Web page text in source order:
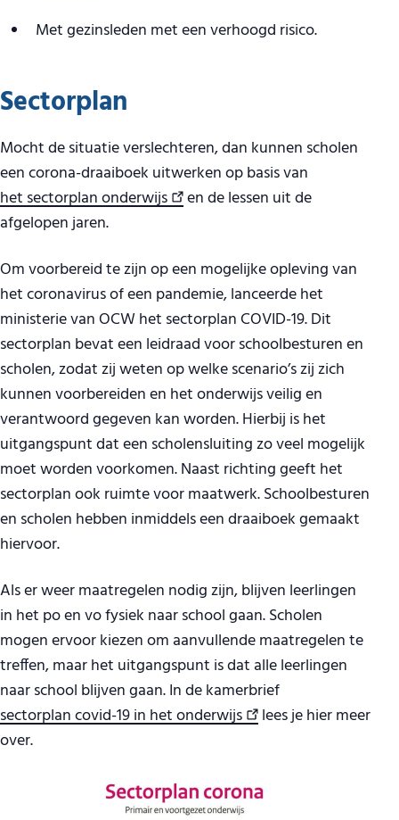
Met gezinsleden met een verhoogd risico.
Sectorplan
Mocht de situatie verslechteren, dan kunnen scholen
een corona-draaiboek uitwerken op basis van
het sectorplan onderwijs
en de lessen uit de
afgelopen jaren.
Om voorbereid te zijn op een mogelijke opleving van
het coronavirus of een pandemie, lanceerde het
ministerie van OCW het sectorplan COVID-19. Dit
sectorplan bevat een leidraad voor schoolbesturen en
scholen, zodat zij weten op welke scenario’s zij zich
kunnen voorbereiden en het onderwijs veilig en
verantwoord gegeven kan worden. Hierbij is het
uitgangspunt dat een scholensluiting zo veel mogelijk
moet worden voorkomen. Naast richting geeft het
sectorplan ook ruimte voor maatwerk. Schoolbesturen
en scholen hebben inmiddels een draaiboek gemaakt
hiervoor.
Als er weer maatregelen nodig zijn, blijven leerlingen
in het po en vo fysiek naar school gaan. Scholen
mogen ervoor kiezen om aanvullende maatregelen te
treffen, maar het uitgangspunt is dat alle leerlingen
naar school blijven gaan. In de kamerbrief
sectorplan covid-19 in het onderwijs
lees je hier meer
over.